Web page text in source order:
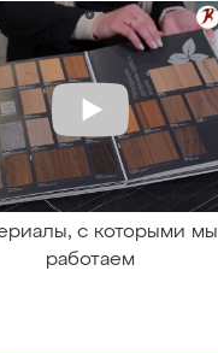
с которыми мы
работаем